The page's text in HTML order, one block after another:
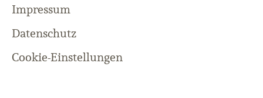
Impressum
Datenschutz
Cookie-Einstellungen